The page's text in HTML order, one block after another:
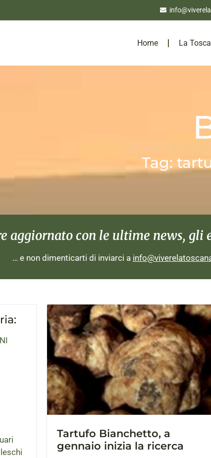
Home La
Tag:
aggiornato con le ultime news, gli
… e non dimenticarti di inviarci a
Tartufo Bianchetto, a
gennaio inizia la ricerca